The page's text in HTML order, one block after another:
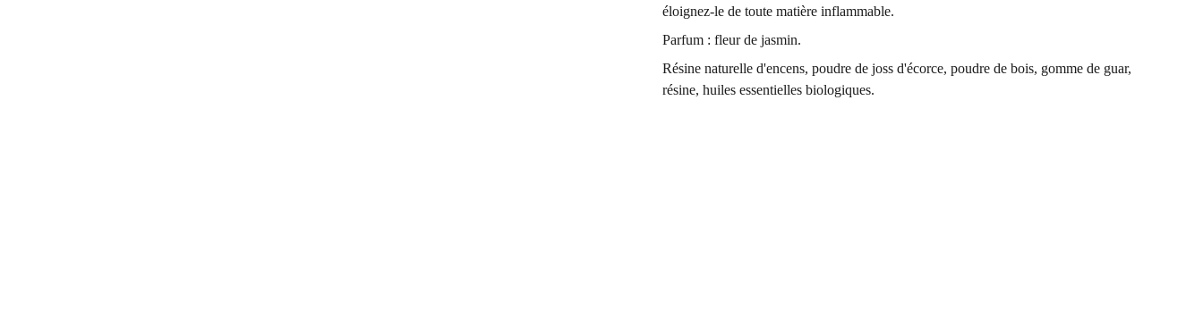
éloignez-le de toute matière inflammable.
Parfum : fleur de jasmin.
Résine naturelle d'encens, poudre de joss d'écorce, poudre de bois, gomme de guar,
résine, huiles essentielles biologiques.